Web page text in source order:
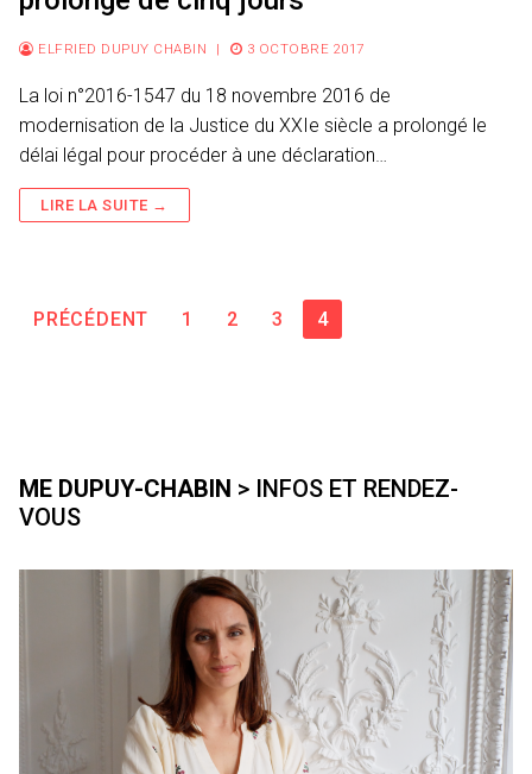
ELFRIED DUPUY CHABIN | 3 OCTOBRE 2017
La loi n°2016-1547 du 18 novembre 2016 de
modernisation de la Justice du XXIe siècle a prolongé le
délai légal pour procéder à une déclaration…
LIRE LA SUITE →
Pagination
PRÉCÉDENT 1 2 3 4
ME DUPUY-CHABIN > INFOS ET RENDEZ-
VOUS